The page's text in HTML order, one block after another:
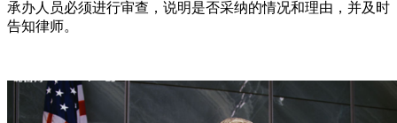
承办人员必须进行审查，说明是否采纳的情况和理由，并及时
告知律师。